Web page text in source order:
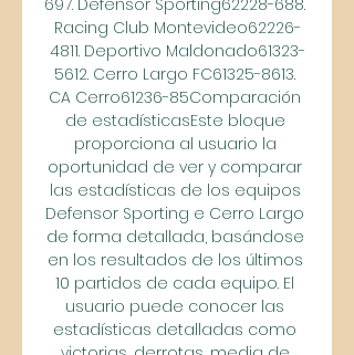
697. Defensor Sporting62228-688.
Racing Club Montevideo62226-
4811. Deportivo Maldonado61323-
5612. Cerro Largo FC61325-8613.
CA Cerro61236-85Comparación
de estadísticasEste bloque
proporciona al usuario la
oportunidad de ver y comparar
las estadísticas de los equipos
Defensor Sporting e Cerro Largo
de forma detallada, basándose
en los resultados de los últimos
10 partidos de cada equipo. El
usuario puede conocer las
estadísticas detalladas como